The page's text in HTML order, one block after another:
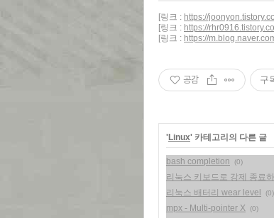
[링크 : https://
[링크 : https://
[링크 : https://
공감 구
'Linux' 카테고리의 다른 글
bash completion (0)
리눅스 키보드로 강제 종료하
리눅스 배터리 wear level (0)
mpx - Multi-pointer X (0)